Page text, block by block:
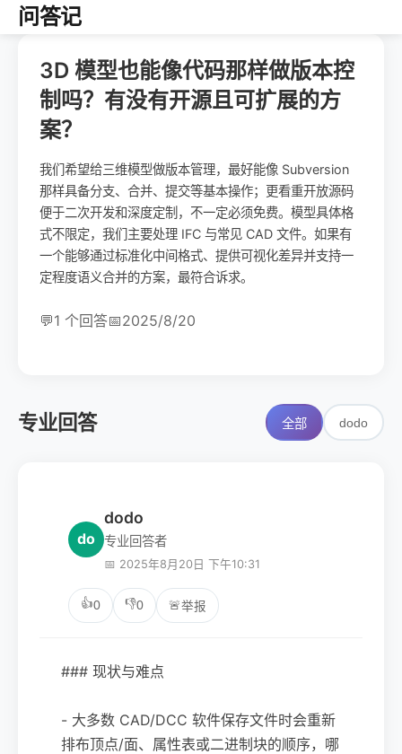
问答记
3D 模型也能像代码那样做版本控
制吗？有没有开源且可扩展的方
案？
我们希望给三维模型做版本管理，最好能像 Subversion
那样具备分支、合并、提交等基本操作；更看重开放源码
便于二次开发和深度定制，不一定必须免费。模型具体格
式不限定，我们主要处理 IFC 与常见 CAD 文件。如果有
一个能够通过标准化中间格式、提供可视化差异并支持一
定程度语义合并的方案，最符合诉求。
💬1 个回答📅2025/8/20
专业回答 全部 dodo
do
dodo
专业回答者
📅 2025年8月20日 下午10:31
👍0 👎0 🚨举报
### 现状与难点
- 大多数 CAD/DCC 软件保存文件时会重新
排布顶点/面、属性表或二进制块的顺序，哪